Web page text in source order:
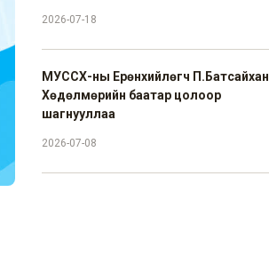
2026-07-18
МУССХ-ны Ерөнхийлөгч П.Батсайхан
Хөдөлмөрийн баатар цолоор
шагнууллаа
2026-07-08